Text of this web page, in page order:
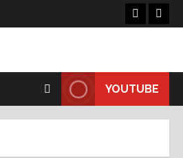
Facebook
YOUTUBE